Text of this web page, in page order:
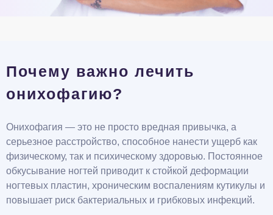
Почему важно лечить
онихофагию?
Онихофагия — это не просто вредная привычка, а
серьезное расстройство, способное нанести ущерб как
физическому, так и психическому здоровью. Постоянное
обкусывание ногтей приводит к стойкой деформации
ногтевых пластин, хроническим воспалениям кутикулы и
повышает риск бактериальных и грибковых инфекций.